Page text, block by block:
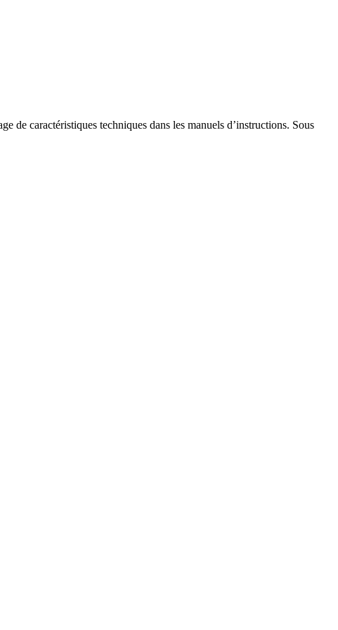
de caractéristiques techniques dans les manuels d’instructions. Sous